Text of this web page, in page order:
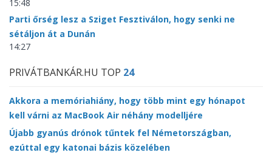
15:48
Parti őrség lesz a Sziget Fesztiválon, hogy senki ne
sétáljon át a Dunán
14:27
PRIVÁTBANKÁR.HU TOP 24
Akkora a memóriahiány, hogy több mint egy hónapot
kell várni az MacBook Air néhány modelljére
Újabb gyanús drónok tűntek fel Németországban,
ezúttal egy katonai bázis közelében